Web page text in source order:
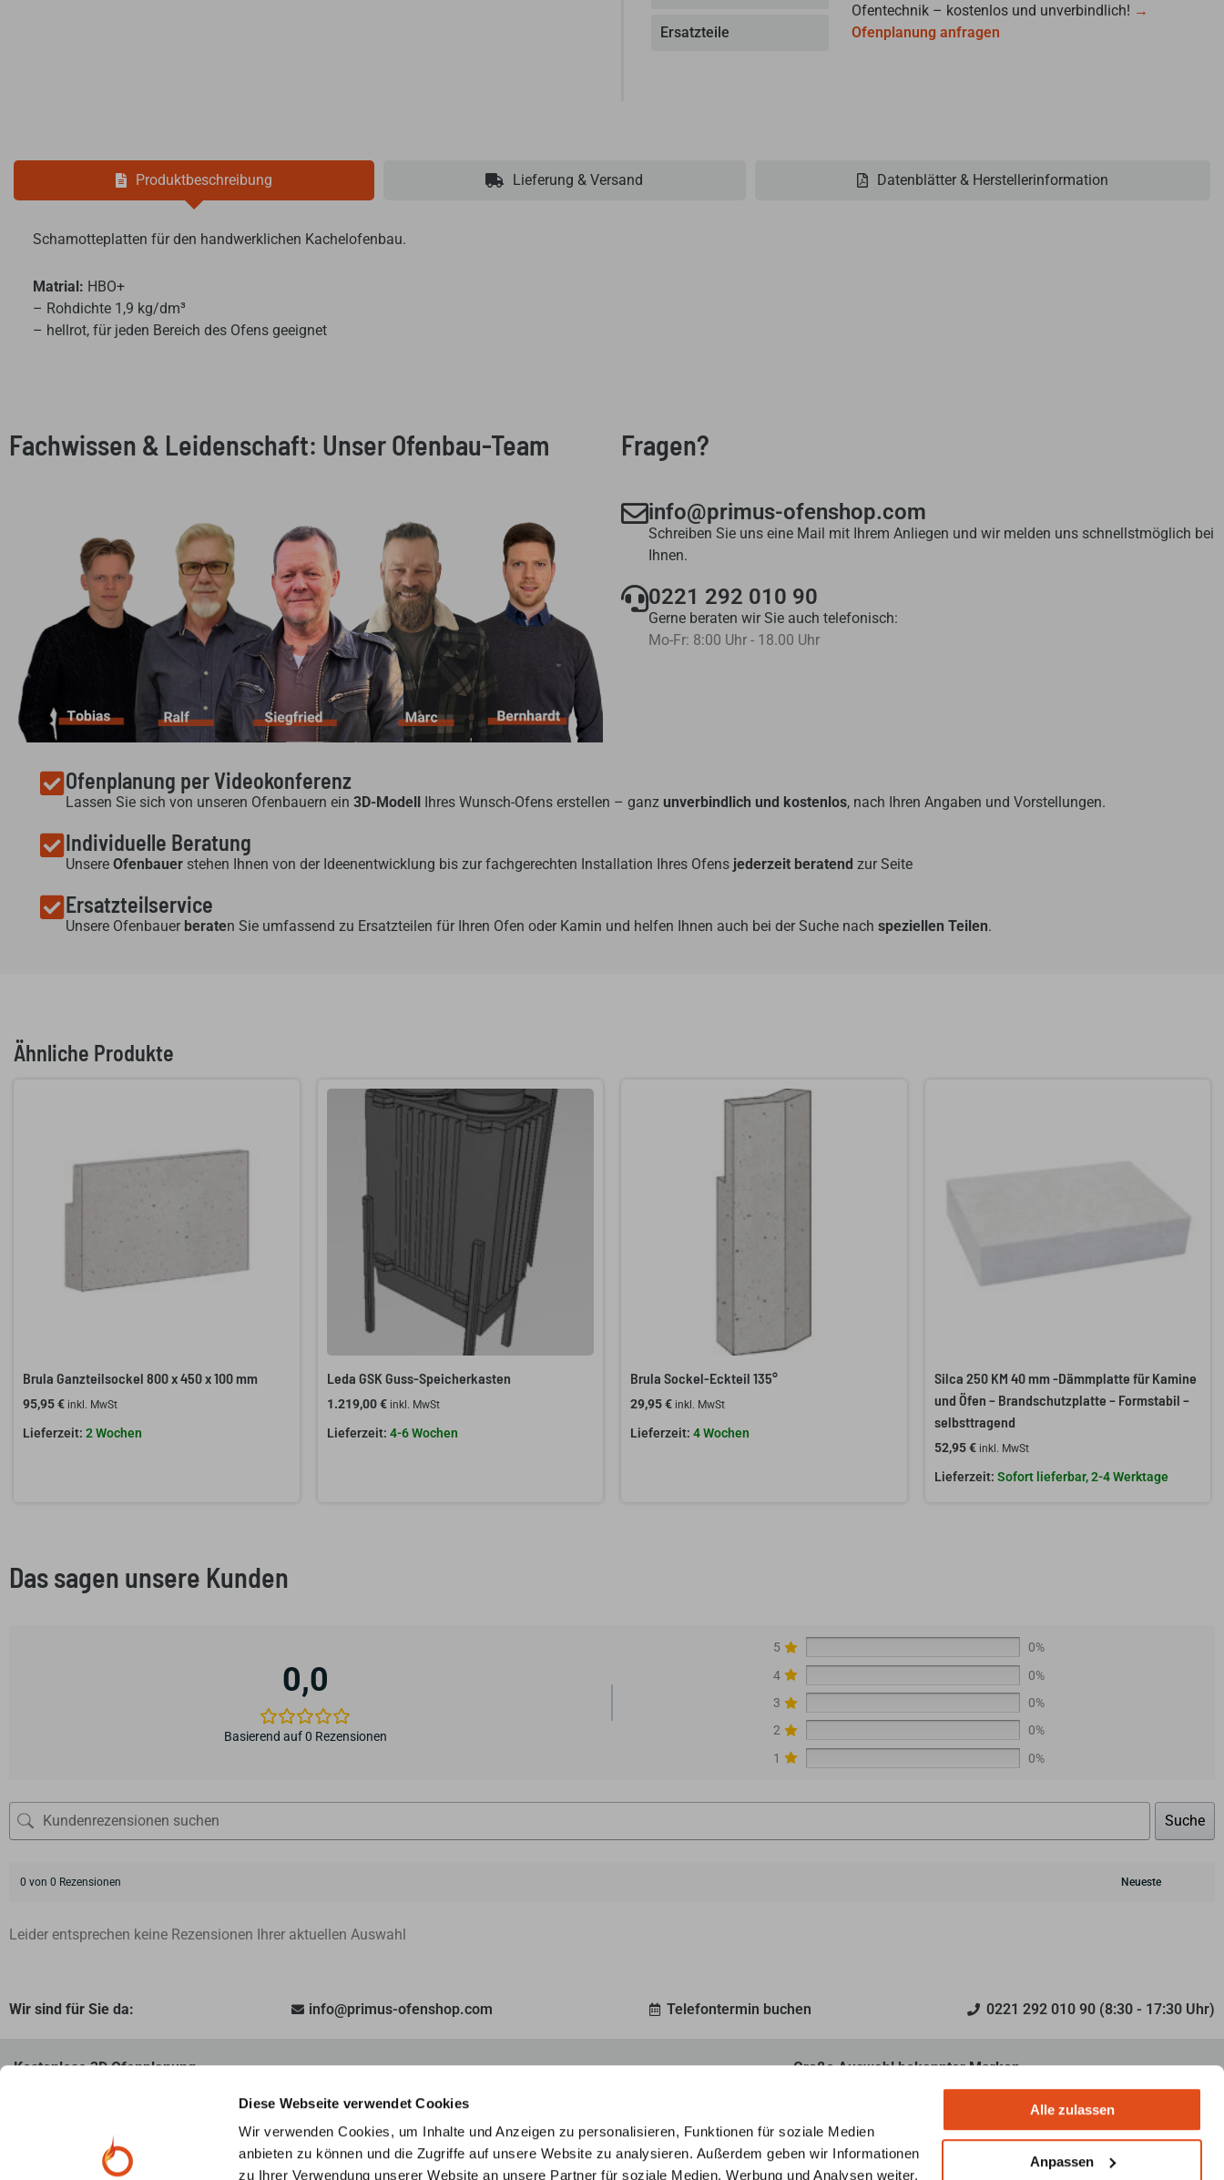
Diese Webseite verwendet Cookies
Wir verwenden Cookies, um Inhalte und Anzeigen zu personalisieren, Funktionen für soziale Medien
anbieten zu können und die Zugriffe auf unsere Website zu analysieren. Außerdem geben wir Informationen
zu Ihrer Verwendung unserer Website an unsere Partner für soziale Medien, Werbung und Analysen weiter.
Alle zulassen
Anpassen
Ersatzteile
Ofentechnik – kostenlos und unverbindlich! →
Ofenplanung anfragen
Produktbeschreibung Lieferung & Versand Datenblätter & Herstellerinformation
Schamotteplatten für den handwerklichen Kachelofenbau.
Matrial: HBO+
– Rohdichte 1,9 kg/dm³
– hellrot, für jeden Bereich des Ofens geeignet
Fachwissen & Leidenschaft: Unser Ofenbau-Team Fragen?
info@primus-ofenshop.com
Schreiben Sie uns eine Mail mit Ihrem Anliegen und wir melden uns schnellstmöglich bei
Ihnen.
0221 292 010 90
Gerne beraten wir Sie auch telefonisch:
Mo-Fr: 8:00 Uhr - 18.00 Uhr
Ofenplanung per Videokonferenz
Lassen Sie sich von unseren Ofenbauern ein 3D-Modell Ihres Wunsch-Ofens erstellen – ganz unverbindlich und kostenlos, nach Ihren Angaben und Vorstellungen.
Individuelle Beratung
Unsere Ofenbauer stehen Ihnen von der Ideenentwicklung bis zur fachgerechten Installation Ihres Ofens jederzeit beratend zur Seite
Ersatzteilservice
Unsere Ofenbauer beraten Sie umfassend zu Ersatzteilen für Ihren Ofen oder Kamin und helfen Ihnen auch bei der Suche nach speziellen Teilen.
Ähnliche Produkte
Brula Ganzteilsockel 800 x 450 x 100 mm
95,95€ inkl. MwSt
2 Wochen
Leda GSK Guss-Speicherkasten
1.219,00€ inkl. MwSt
4-6 Wochen
Brula Sockel-Eckteil 135°
29,95€ inkl. MwSt
4 Wochen
Silca 250 KM 40 mm -Dämmplatte für Kamine
und Öfen – Brandschutzplatte – Formstabil –
selbsttragend
52,95€ inkl. MwSt
Sofort lieferbar, 2-4 Werktage
Das sagen unsere Kunden
0,0
Basierend auf 0 Rezensionen
5
0%
4
0%
3
0%
2
0%
1
0%
Suche
0 von 0 Rezensionen
Leider entsprechen keine Rezensionen Ihrer aktuellen Auswahl
Wir sind für Sie da: info@primus-ofenshop.com Telefontermin buchen 0221 292 010 90 (8:30 - 17:30 Uhr)
Kostenlose 3D Ofenplanung
Vorstellungen und Wünschen. Fragen Sie jetzt kostenlos und unverbindlich an.
Große Auswahl bekannter Marken
Entdecken Sie unser umfangreiches Sortiment an renommierten